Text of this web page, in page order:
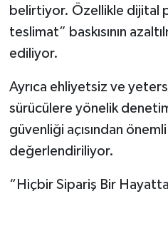
belirtiyor. Özellikle dijital
teslimat” baskısının
ediliyor.
Ayrıca ehliyetsiz ve
sürücülere yönelik
güvenliği açısından
değerlendiriliyor.
“Hiçbir Sipariş Bir